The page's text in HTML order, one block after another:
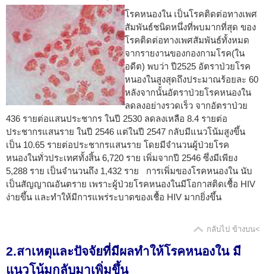
โรคหนองใน เป็นโรคติดต่อทางเพศ
สัมพันธ์ชนิดหนึ่งที่พบมากที่สุด ของ
โรคติดต่อทางเพศสัมพันธ์ทั้งหมด
จากรายงานของกองกามโรค(ใน
อดีต) พบว่า ปี2525 อัตราป่วยโรค
หนองในสูงสุดถึงประมาณร้อยละ 60
หลังจากนั้นอัตราป่วยโรคหนองใน
ลดลงอย่างรวดเร็ว จากอัตราป่วย
436 รายต่อแสนประชากร ในปี 2530 ลดลงเหลือ 8.4 รายต่อ
ประชากรแสนราย ในปี 2546 แต่ในปี 2547 กลับมีแนวโน้มสูงขึ้น
เป็น 10.65 รายต่อประชากรแสนราย โดยมีจำนวนผู้ป่วยโรค
หนองในทั่วประเทศทั้งสิ้น 6,720 ราย เพิ่มจากปี 2546 ซึ่งมีเพียง
5,288 ราย เป็นจำนวนถึง 1,432 ราย การเพิ่มของโรคหนองใน นับ
เป็นสัญญาณอันตราย เพราะผู้ป่วยโรคหนองในมีโอกาสติดเชื้อ HIV
ง่ายขึ้น และทำให้มีการแพร่ระบาดของเชื้อ HIV มากยิ่งขึ้น
กลับไป ข้างบน<
2.สาเหตุและปัจจัยที่มีผลทำให้โรคหนองใน มี
แนวโน้มกลับมาเพิ่มขึ้น